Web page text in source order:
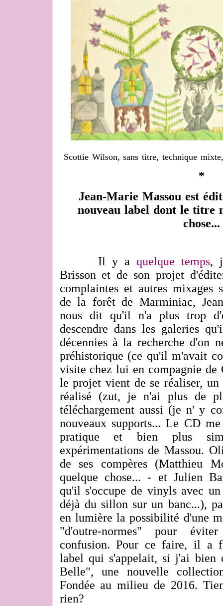
Scottie Wilson, sans titre, technique
*
Jean-Marie Massou est
nouveau label dont le titre
chose...
Il y a quelque temps,
Brisson et de son projet
complaintes et autres
de la forêt de Marminiac,
nous dit qu'il n'a plus trop
descendre dans les galeries
décennies à la recherche d'on
préhistorique (ce qu'il m'avait
visite chez lui en compagnie
le projet vient de se réaliser,
réalisé (zut, je n'ai plus de
téléchargement aussi (je n' y
nouveaux supports... Le CD
pratique et bien plus
expérimentations de Massou.
de ses compères (Matthieu
quelque chose... - et Julien
qu'il s'occupe de vinyls avec
déjà du sillon sur un banc...),
en lumière la possibilité d'une
"d'outre-normes" pour
confusion. Pour ce faire, il a
label qui s'appelait, si j'ai bien
Belle", une nouvelle
Fondée au milieu de 2016.
rien?